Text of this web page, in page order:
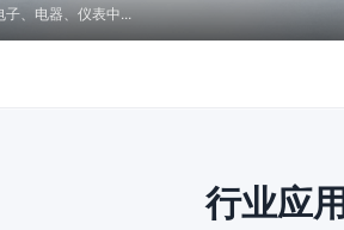
、电器、仪表中...
行业应用